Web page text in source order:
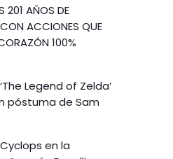
201 AÑOS DE
ACCIONES QUE
100%
Legend of Zelda’
póstuma de Sam
en la